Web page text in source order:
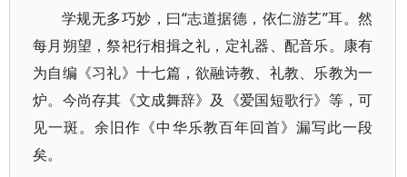
学规无多巧妙，曰“志道据德，依仁游艺”耳。然
每月朔望，祭祀行相揖之礼，定礼器、配音乐。康有
为自编《习礼》十七篇，欲融诗教、礼教、乐教为一
炉。今尚存其《文成舞辞》及《爱国短歌行》等，可
见一斑。余旧作《中华乐教百年回首》漏写此一段
矣。